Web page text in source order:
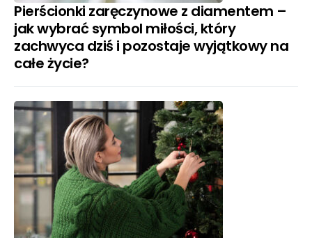
Pierścionki zaręczynowe z diamentem –
jak wybrać symbol miłości, który
zachwyca dziś i pozostaje wyjątkowy na
całe życie?